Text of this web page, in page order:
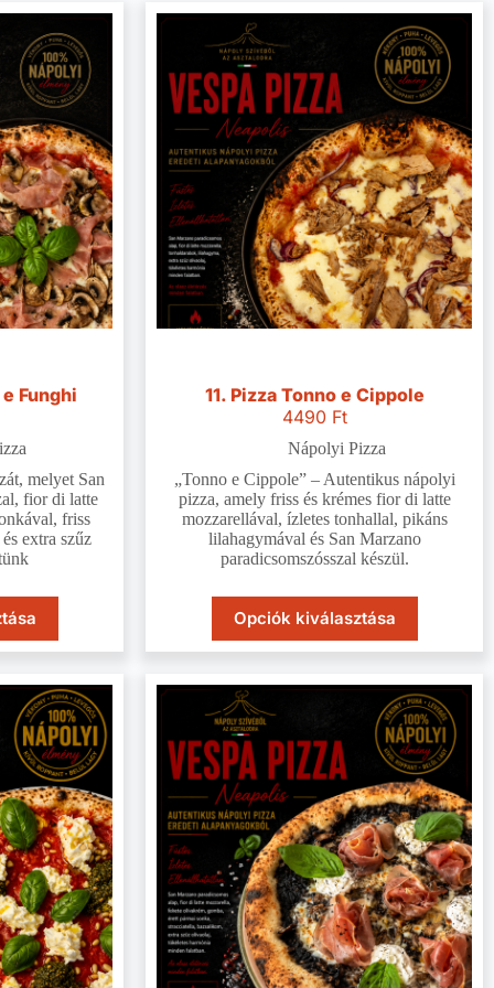
Funghi
melyet San
fior di latte
friss
extra szűz
11. Pizza Tonno e Cippole
4490 Ft
Nápolyi Pizza
„Tonno e Cippole” – Autentikus nápolyi
pizza, amely friss és krémes fior di latte
mozzarellával, ízletes tonhallal, pikáns
lilahagymával és San Marzano
paradicsomszósszal készül.
Opciók kiválasztása